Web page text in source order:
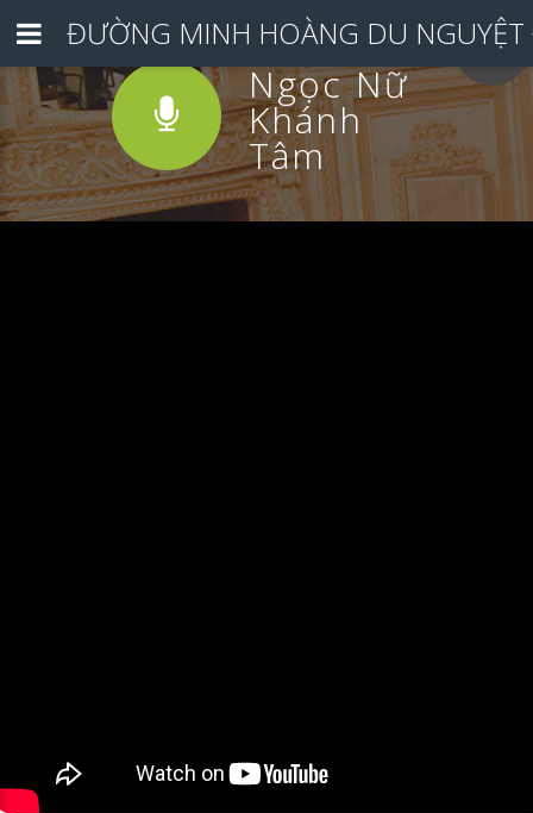
Ngọc Nữ
Khánh
Tâm
ĐƯỜNG MINH HOÀNG DU